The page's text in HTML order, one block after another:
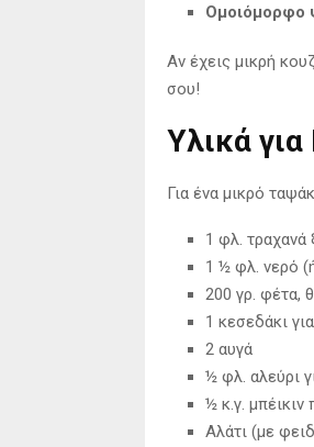
Ομοιόμορφο
Αν έχεις μικρή
σου!
Υλικά
Για ένα μικρό
1 φλ. τραχανά
1 ½ φλ. νερό
200 γρ. φέτα,
1 κεσεδάκι
2 αυγά
½ φλ. αλεύρι
½ κ.γ. μπέικιν
Αλάτι (με